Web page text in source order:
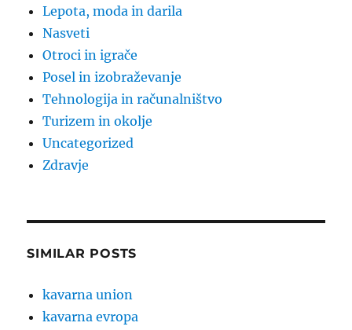
Lepota, moda in darila
Nasveti
Otroci in igrače
Posel in izobraževanje
Tehnologija in računalništvo
Turizem in okolje
Uncategorized
Zdravje
SIMILAR POSTS
kavarna union
kavarna evropa